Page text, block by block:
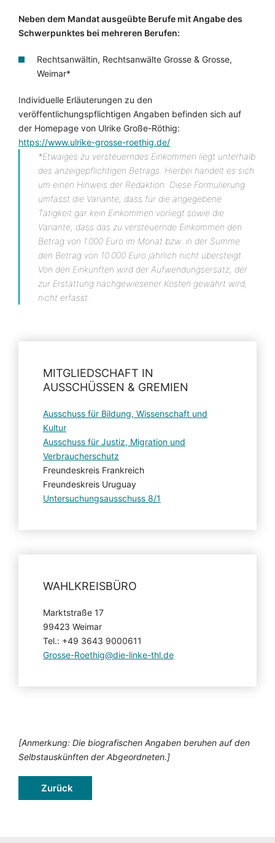
Neben dem Mandat ausgeübte Berufe mit Angabe des
Schwerpunktes bei mehreren Berufen:
Rechtsanwältin, Rechtsanwälte Grosse & Grosse,
Weimar*
Individuelle Erläuterungen zu den
veröffentlichungspflichtigen Angaben befinden sich auf
der Homepage von Ulrike Große-Röthig:
https://www.ulrike-grosse-roethig.de/
*Etwaiges zu versteuerndes Einkommen liegt unterhalb
des anzeigepflichtigen Betrags. Hierbei handelt es sich
um einen Hinweis der Redaktion: Diese Formulierung
umfasst die Variante, dass für die angegebene
Tätigkeit gar kein Einkommen vorliegt sowie die
Variante, dass das zu versteuernde Einkommen den
Betrag von 1.000 Euro im Monat bzw. in der Summe
den Betrag von 10.000 Euro jährlich nicht übersteigt.
Von den Einkünften wird der Aufwendungsersatz, der
zur Erstattung nachgewiesener Kosten gewährt wird,
nicht erfasst.
MITGLIEDSCHAFT IN
AUSSCHÜSSEN & GREMIEN
Ausschuss für Bildung, Wissenschaft und
Kultur
Ausschuss für Justiz, Migration und
Verbraucherschutz
Freundeskreis Frankreich
Freundeskreis Uruguay
Untersuchungsausschuss 8/1
WAHLKREISBÜRO
Marktstraße 17
99423 Weimar
Tel.: +49 3643 9000611
Grosse-Roethig@die-linke-thl.de
[Anmerkung: Die biografischen Angaben beruhen auf den
Selbstauskünften der Abgeordneten.]
Zurück